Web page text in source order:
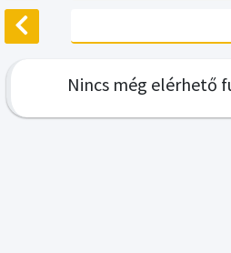
Nincs még elérhető